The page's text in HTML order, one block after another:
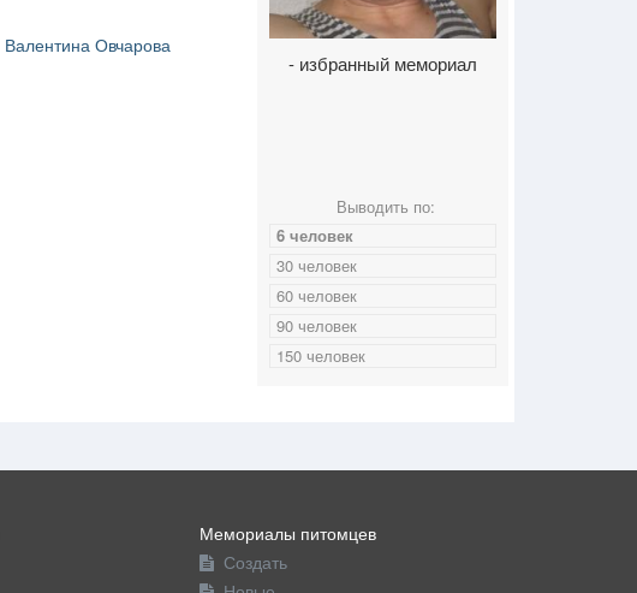
Валентина Овчарова
- избранный мемориал
Выводить по:
6 человек
30 человек
60 человек
90 человек
150 человек
Мемориалы питомцев
Создать